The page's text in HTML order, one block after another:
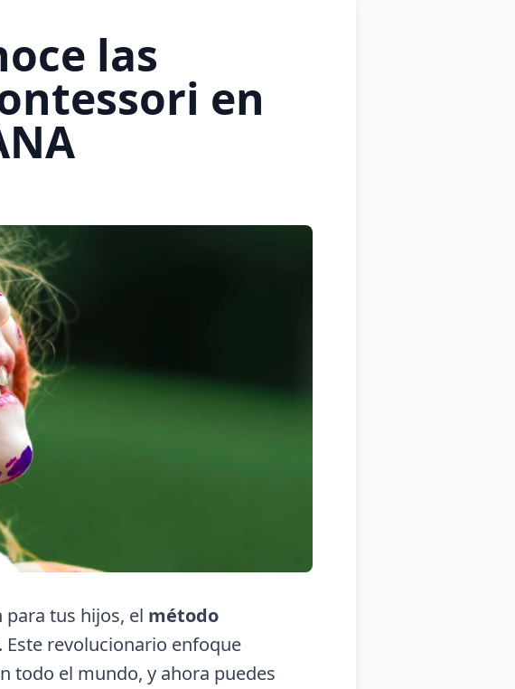
las
en
para tus hijos, el método
Este revolucionario enfoque
todo el mundo, y ahora puedes